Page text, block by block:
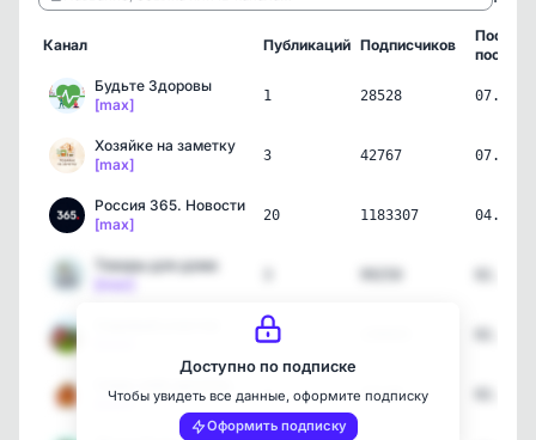
Канал Публикаций Подписчиков
пост
Будьте Здоровы
[max]
1 28528
Хозяйке на заметку
[max]
3 42767
Россия 365. Новости
[max]
20 1183307
Товары для дома
3
[max]
3 74138
Доступно по подписке
Чтобы увидеть все данные, оформите подписку
Оформить подписку